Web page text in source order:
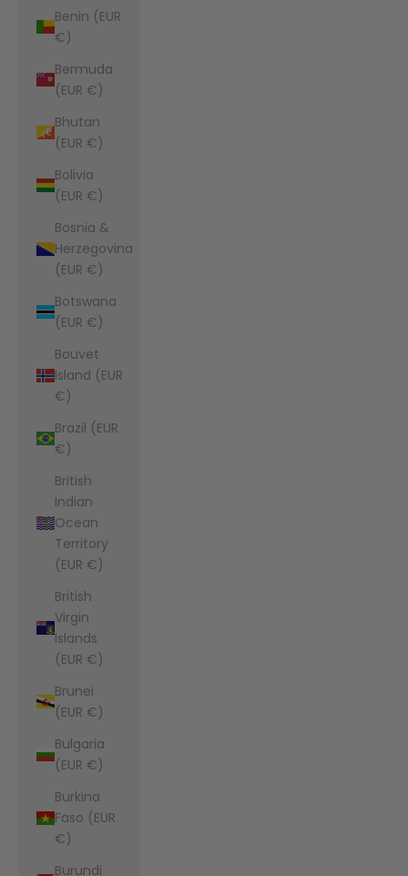
Benin (EUR
€)
Bermuda
(EUR €)
Bhutan
(EUR €)
Bolivia
(EUR €)
Bosnia &
Herzegovina
(EUR €)
Botswana
(EUR €)
Bouvet
Island (EUR
€)
Brazil (EUR
€)
British
Indian
Ocean
Territory
(EUR €)
British
Virgin
Islands
(EUR €)
Brunei
(EUR €)
Bulgaria
(EUR €)
Burkina
Faso (EUR
€)
Burundi